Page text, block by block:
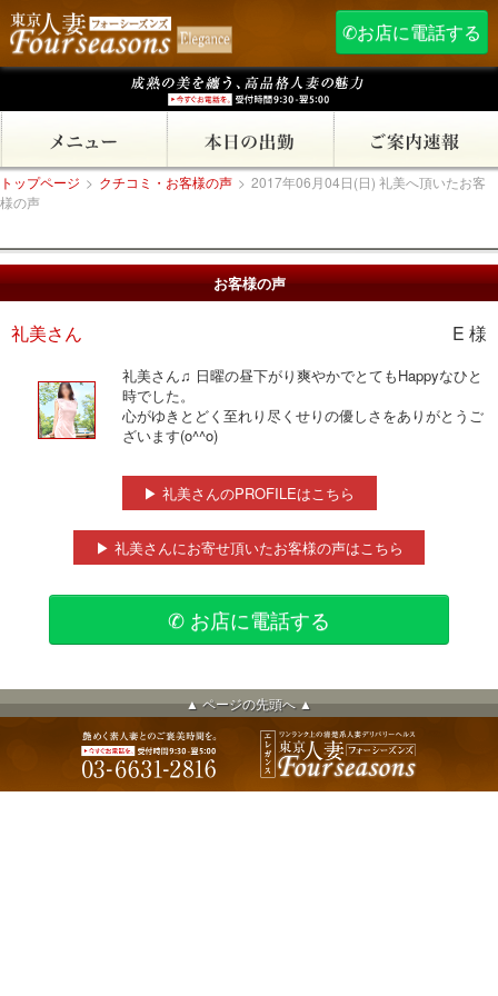
✆お店に電話する
トップページ > クチコミ・お客様の声 > 2017年06月04日(日) 礼美へ頂いたお客
様の声
お客様の声
礼美さん E 様
礼美さん♫ 日曜の昼下がり爽やかでとてもHappyなひと
時でした。
心がゆきとどく至れり尽くせりの優しさをありがとうご
ざいます(o^^o)
▶ 礼美さんのPROFILEはこちら
▶ 礼美さんにお寄せ頂いたお客様の声はこちら
✆ お店に電話する
▲ ページの先頭へ ▲